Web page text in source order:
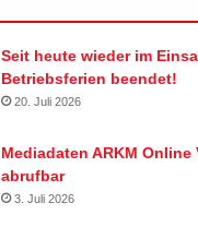
Seit heute wieder im
Betriebsferien beendet!
20. Juli 2026
Mediadaten ARKM Online
abrufbar
3. Juli 2026